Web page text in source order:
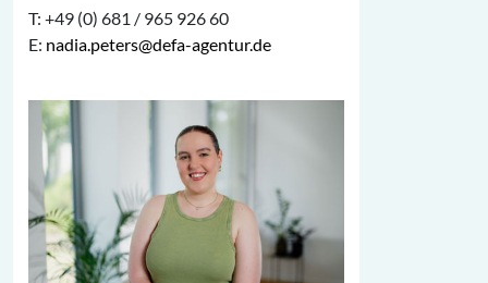
T: +49 (0) 681 / 965 926 60
E: nadia.peters@defa-agentur.de